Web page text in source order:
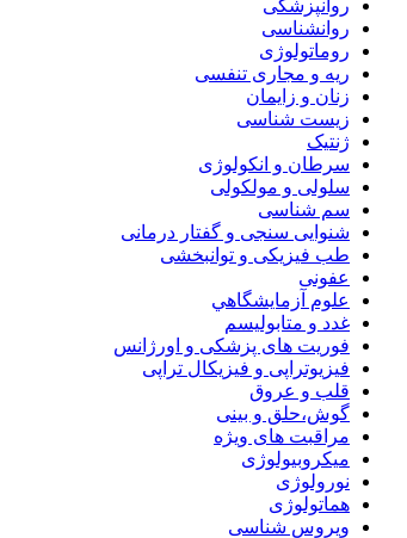
روانپزشکی
روانشناسی
روماتولوژی
ریه و مجاری تنفسی
زنان و زایمان
زیست شناسی
ژنتیک
سرطان و انکولوژی
سلولی و مولکولی
سم شناسی
شنوایی سنجی و گفتار درمانی
طب فیزیکی و توانبخشی
عفونی
علوم آزمايشگاهي
غدد و متابولیسم
فوریت های پزشکی و اورژانس
فیزیوتراپی و فیزیکال تراپی
قلب و عروق
گوش،حلق و بینی
مراقبت های ویژه
میکروبیولوژی
نورولوژی
هماتولوژی
ویروس شناسی